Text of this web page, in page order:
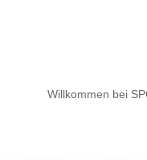
Willkommen bei